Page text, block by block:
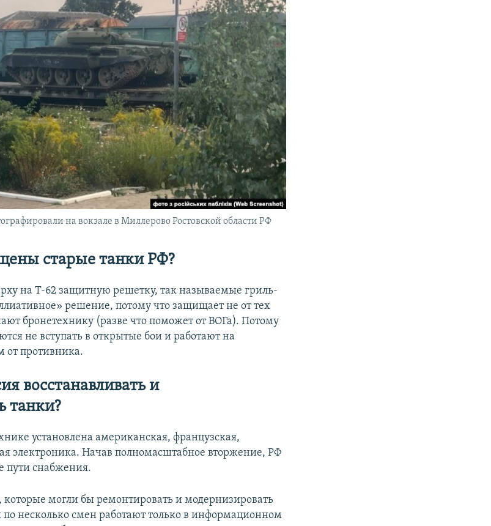
на вокзале в Миллерово Ростовской области РФ
старые танки РФ?
на Т-62 защитную решетку, так называемые гриль-
решение, потому что защищает не от тех
бронетехнику (разве что поможет от ВОГа). Потому
не вступать в открытые бои и работают на
от противника.
восстанавливать и
танки?
установлена американская, французская,
электроника. Начав полномасштабное вторжение, РФ
пути снабжения.
которые могли бы ремонтировать и модернизировать
несколько смен работают только в информационном